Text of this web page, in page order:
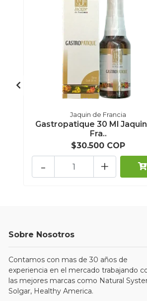
Jaquin de Francia
Gastropatique 30 Ml
Fra..
$30.500 COP
+
-
Sobre Nosotros
Contamos con mas de 30 años de
experiencia en el mercado trabajando
las mejores marcas como Natural
Solgar, Healthy America.